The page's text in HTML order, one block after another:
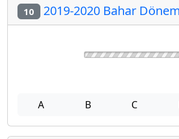
10 2019-2020 Bahar
A B C